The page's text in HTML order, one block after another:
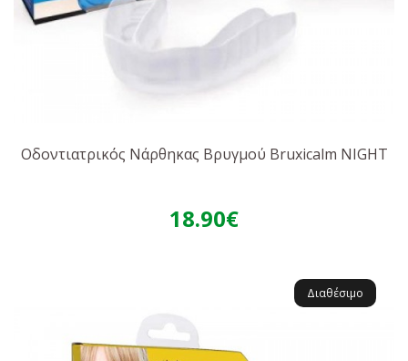
Οδοντιατρικός Νάρθηκας Βρυγμού Bruxicalm NIGHT
18.90€
Διαθέσιμο